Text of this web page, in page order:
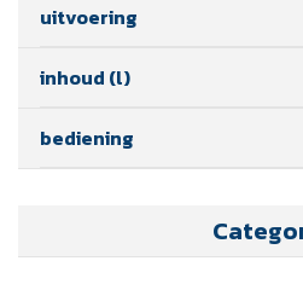
uitvoering
inhoud (l)
bediening